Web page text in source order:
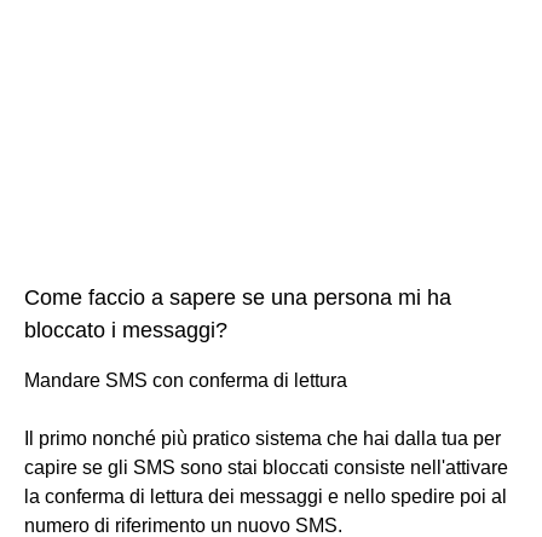
Come faccio a sapere se una persona mi ha
bloccato i messaggi?
Mandare SMS con conferma di lettura
Il primo nonché più pratico sistema che hai dalla tua per
capire se gli SMS sono stai bloccati consiste nell'attivare
la conferma di lettura dei messaggi e nello spedire poi al
numero di riferimento un nuovo SMS.